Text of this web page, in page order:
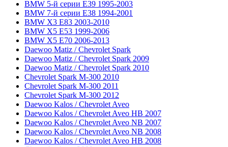
BMW 5-й серии E39 1995-2003
BMW 7-й серии E38 1994-2001
BMW X3 E83 2003-2010
BMW X5 E53 1999-2006
BMW X5 E70 2006-2013
Daewoo Matiz / Chevrolet Spark
Daewoo Matiz / Chevrolet Spark 2009
Daewoo Matiz / Chevrolet Spark 2010
Chevrolet Spark M-300 2010
Chevrolet Spark M-300 2011
Chevrolet Spark M-300 2012
Daewoo Kalos / Chevrolet Aveo
Daewoo Kalos / Chevrolet Aveo HB 2007
Daewoo Kalos / Chevrolet Aveo NB 2007
Daewoo Kalos / Chevrolet Aveo NB 2008
Daewoo Kalos / Chevrolet Aveo HB 2008